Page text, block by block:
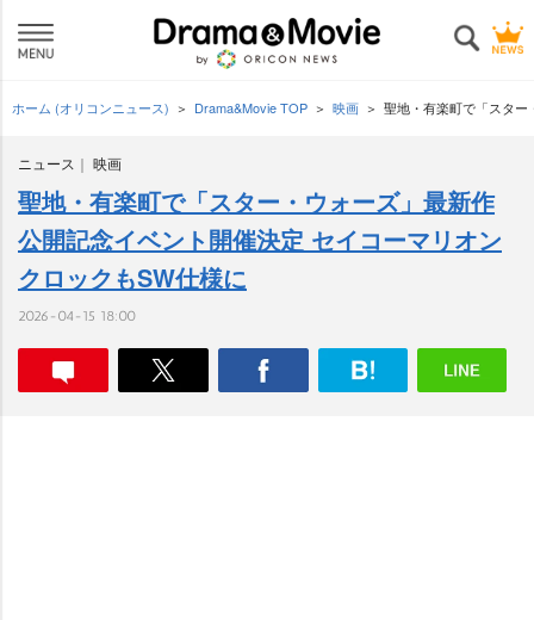
ホーム (オリコンニュース) Drama&Movie TOP 映画 聖地・有楽町で「スタ
ニュース 映画
聖地・有楽町で「スター・ウォーズ」最新作
公開記念イベント開催決定 セイコーマリオン
クロックもSW仕様に
2026-04-15 18:00